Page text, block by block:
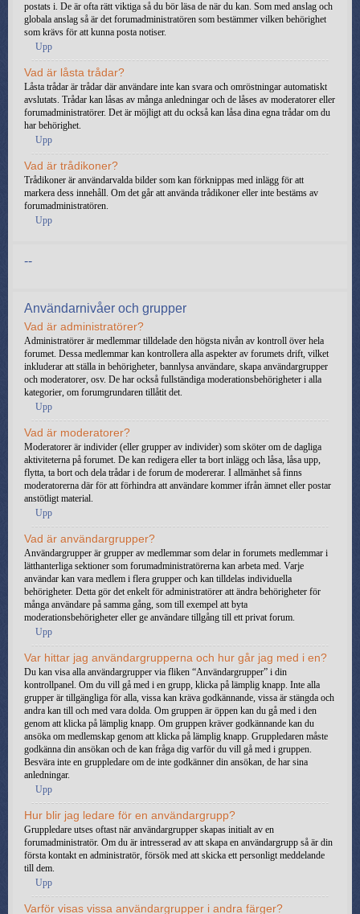
postats i. De är ofta rätt viktiga så du bör läsa de när du kan. Som med anslag och
globala anslag så är det forumadministratören som bestämmer vilken behörighet
som krävs för att kunna posta notiser.
Upp
Vad är låsta trådar?
Låsta trådar är trådar där användare inte kan svara och omröstningar automatiskt
avslutats. Trådar kan låsas av många anledningar och de låses av moderatorer eller
forumadministratörer. Det är möjligt att du också kan låsa dina egna trådar om du
har behörighet.
Upp
Vad är trådikoner?
Trådikoner är användarvalda bilder som kan förknippas med inlägg för att
markera dess innehåll. Om det går att använda trådikoner eller inte bestäms av
forumadministratören.
Upp
--
Användarnivåer och grupper
Vad är administratörer?
Administratörer är medlemmar tilldelade den högsta nivån av kontroll över hela
forumet. Dessa medlemmar kan kontrollera alla aspekter av forumets drift, vilket
inkluderar att ställa in behörigheter, bannlysa användare, skapa användargrupper
och moderatorer, osv. De har också fullständiga moderationsbehörigheter i alla
kategorier, om forumgrundaren tillåtit det.
Upp
Vad är moderatorer?
Moderatorer är individer (eller grupper av individer) som sköter om de dagliga
aktiviteterna på forumet. De kan redigera eller ta bort inlägg och låsa, låsa upp,
flytta, ta bort och dela trådar i de forum de modererar. I allmänhet så finns
moderatorerna där för att förhindra att användare kommer ifrån ämnet eller postar
anstötligt material.
Upp
Vad är användargrupper?
Användargrupper är grupper av medlemmar som delar in forumets medlemmar i
lätthanterliga sektioner som forumadministratörerna kan arbeta med. Varje
användar kan vara medlem i flera grupper och kan tilldelas individuella
behörigheter. Detta gör det enkelt för administratörer att ändra behörigheter för
många användare på samma gång, som till exempel att byta
moderationsbehörigheter eller ge användare tillgång till ett privat forum.
Upp
Var hittar jag användargrupperna och hur går jag med i en?
Du kan visa alla användargrupper via fliken “Användargrupper” i din
kontrollpanel. Om du vill gå med i en grupp, klicka på lämplig knapp. Inte alla
grupper är tillgängliga för alla, vissa kan kräva godkännande, vissa är stängda och
andra kan till och med vara dolda. Om gruppen är öppen kan du gå med i den
genom att klicka på lämplig knapp. Om gruppen kräver godkännande kan du
ansöka om medlemskap genom att klicka på lämplig knapp. Gruppledaren måste
godkänna din ansökan och de kan fråga dig varför du vill gå med i gruppen.
Besvära inte en gruppledare om de inte godkänner din ansökan, de har sina
anledningar.
Upp
Hur blir jag ledare för en användargrupp?
Gruppledare utses oftast när användargrupper skapas initialt av en
forumadministratör. Om du är intresserad av att skapa en användargrupp så är din
första kontakt en administratör, försök med att skicka ett personligt meddelande
till dem.
Upp
Varför visas vissa användargrupper i andra färger?